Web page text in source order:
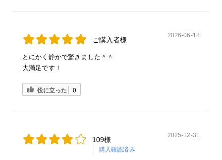
ご購入者様
2026-06-18
とにかく静かで驚きました＾＾
大満足です！
役に立った 0
109様
購入確認済み
2025-12-31